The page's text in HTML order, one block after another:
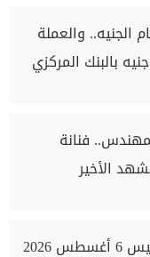
الجنيه.. والعملة
فنانة
الأخير
سعر الدولار اليوم الخميس 6 أغسطس 2026